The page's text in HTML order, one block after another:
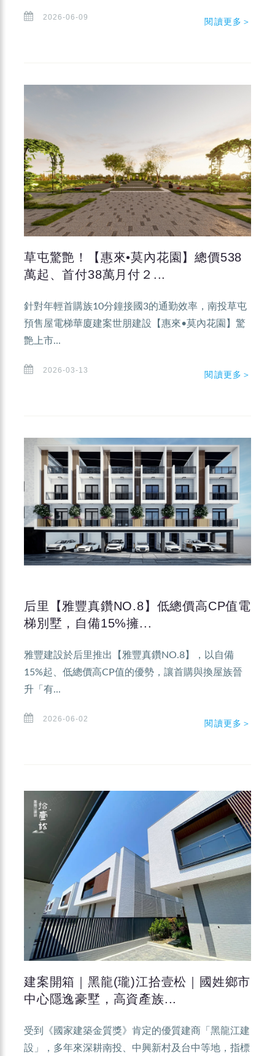
2026-06-09 閱讀更多＞
草屯驚艶！【惠來•莫內花園】總價538
萬起、首付38萬月付２...
針對年輕首購族10分鐘接國3的通勤效率，南投草屯
預售屋電梯華廈建案世朋建設【惠來•莫內花園】驚
艶上市...
2026-03-13 閱讀更多＞
后里【雅豐真鑽NO.8】低總價高CP值電
梯別墅，自備15%擁...
雅豐建設於后里推出【雅豐真鑽NO.8】，以自備
15%起、低總價高CP值的優勢，讓首購與換屋族晉
升「有...
2026-06-02 閱讀更多＞
建案開箱｜黑龍(瓏)江拾壹松｜國姓鄉市
中心隱逸豪墅，高資產族...
受到《國家建築金質獎》肯定的優質建商「黑龍江建
設」，多年來深耕南投、中興新村及台中等地，指標